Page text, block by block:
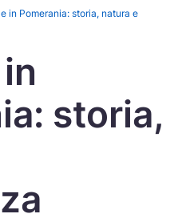
Norsk
in Pomerania: storia, natura e
storia,